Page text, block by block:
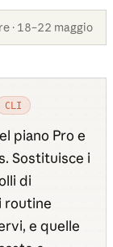
· 18–22 maggio
CLI
piano Pro e
Sostituisce i
di
routine
e quelle